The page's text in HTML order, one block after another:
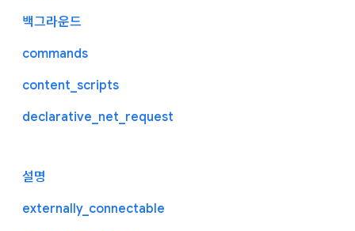
백그라운드
commands
content_scripts
declarative_net_request
설명
externally_connectable